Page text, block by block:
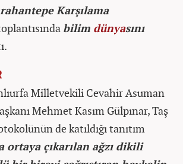
Karşılama
bilim dünyasını
Milletvekili Cevahir Asuman
Mehmet Kasım Gülpınar, Taş
de katıldığı tanıtım
ortaya çıkarılan ağzı dikili